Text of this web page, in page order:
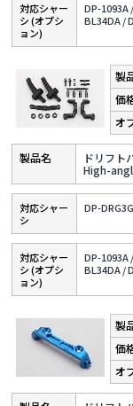
対応シャー
シ (オプシ
ョン)
DP-1093A /
BL34DA /
ドリフト
High-
対応シャー
シ
DP-
対応シャー
シ (オプシ
ョン)
DP-1093A /
BL34DA /